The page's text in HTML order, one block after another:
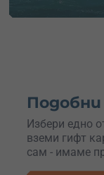
Избери едно
вземи гифт
сам - имаме